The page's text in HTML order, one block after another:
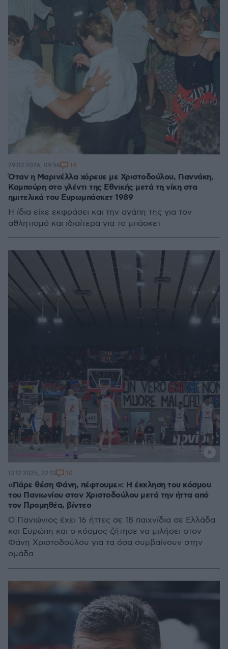
Όταν η Μαρινέλλα χόρευε με Χριστοδούλου, Γιαννάκη,
Καμπούρη στο γλέντι της Εθνικής μετά τη νίκη στα
ημιτελικά του Ευρωμπάσκετ 1989
Η ίδια είχε εκφράσει και την αγάπη της για τον
αθλητισμό και ιδιαίτερα για το μπάσκετ
29.03.2026, 09:56 14
«Πάρε θέση Φάνη, πέφτουμε»: Η έκκληση του κόσμου
του Πανιωνίου στον Χριστοδούλου μετά την ήττα από
τον Προμηθέα, βίντεο
Ο Πανιώνιος έχει 16 ήττες σε 18 παιχνίδια σε Ελλάδα
και Ευρώπη και ο κόσμος ζήτησε να μιλήσει στον
Φάνη Χριστοδούλου για τα όσα συμβαίνουν στην
ομάδα
13.12.2025, 22:13 10